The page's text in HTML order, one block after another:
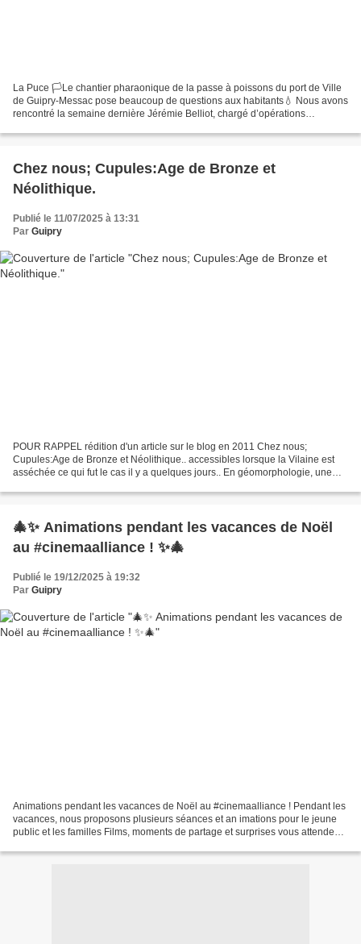
La Puce 🏳️Le chantier pharaonique de la passe à poissons du port de Ville
de Guipry-Messac pose beaucoup de questions aux habitants💧 Nous avons
rencontré la semaine dernière Jérémie Belliot, chargé d’opérations
Chez nous; Cupules:Age de Bronze et
Néolithique.
Publié le 11/07/2025 à 13:31
Par Guipry
POUR RAPPEL rédition d'un article sur le blog en 2011 Chez nous;
Cupules:Age de Bronze et Néolithique.. accessibles lorsque la Vilaine est
asséchée ce qui fut le cas il y a quelques jours.. En géomorphologie, une
🎄✨ Animations pendant les vacances de Noël
au #cinemaalliance ! ✨🎄
Publié le 19/12/2025 à 19:32
Par Guipry
Animations pendant les vacances de Noël au #cinemaalliance ! Pendant les
vacances, nous proposons plusieurs séances et an imations pour le jeune
public et les familles Films, moments de partage et surprises vous attendent